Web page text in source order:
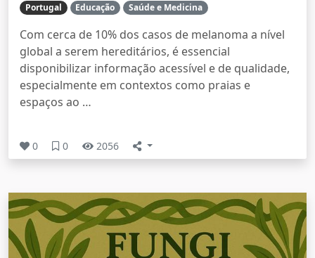
Portugal Educação Saúde e Medicina
Com cerca de 10% dos casos de melanoma a nível
global a serem hereditários, é essencial
disponibilizar informação acessível e de qualidade,
especialmente em contextos como praias e
espaços ao …
0 0 2056